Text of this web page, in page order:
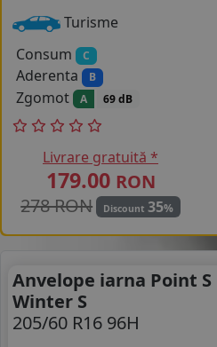
Turisme
Consum
C
Aderenta B
Zgomot A 69 dB
Livrare gratuită *
179.00 RON
278 RON
Discount 35%
Anvelope iarna Point S
Winter S
205/60 R16 96H